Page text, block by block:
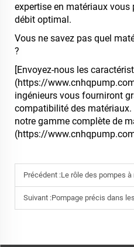
expertise en matériaux vous
débit optimal.
Vous ne savez pas quel
?
[Envoyez-nous les
(https://
ingénieurs vous fourniront
compatibilité des
notre gamme complète de
(https://
Précédent :Le rôle des pompes à membrane haute
Suivant :Pompage précis dans les dispositifs